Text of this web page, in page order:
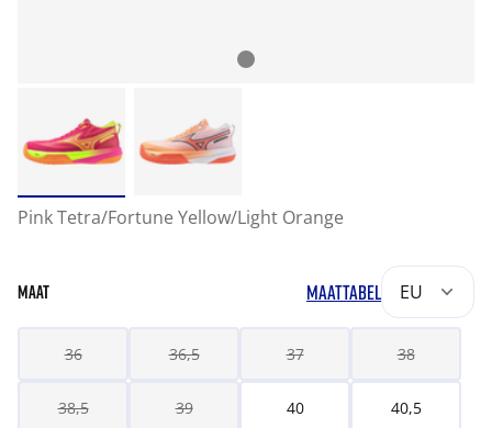
Pink Tetra/Fortune Yellow/Light Orange
MAAT MAATTABEL EU
36 36,5 37 38
38,5 39 40 40,5